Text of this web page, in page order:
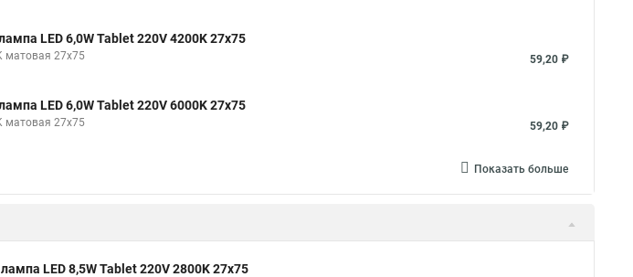
LED 6,0W Tablet 220V 4200K 27x75
матовая 27x75 59,20 ₽
LED 6,0W Tablet 220V 6000K 27x75
матовая 27x75 59,20 ₽
Показать больше
LED 8,5W Tablet 220V 2800K 27x75